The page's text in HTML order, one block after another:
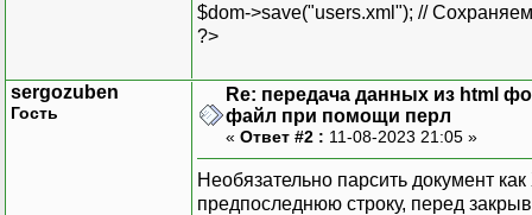
$dom->save("users.xml"); //
?>
sergozuben
Гость
Re: передача данных из html
файл при помощи перл
« Ответ #2 : 11-08-2023 21:05 »
Необязательно парсить документ
предпоследнюю строку, перед